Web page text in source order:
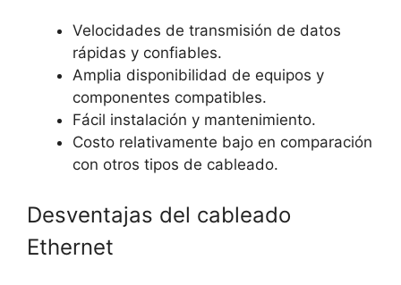
Velocidades de transmisión de datos
rápidas y confiables.
Amplia disponibilidad de equipos y
componentes compatibles.
Fácil instalación y mantenimiento.
Costo relativamente bajo en comparación
con otros tipos de cableado.
Desventajas del cableado
Ethernet